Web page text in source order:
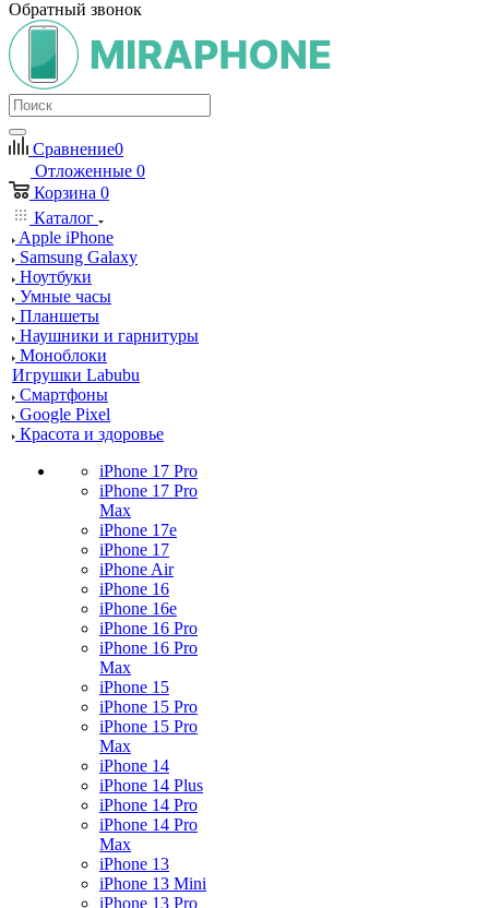
Обратный звонок
Сравнение0
Отложенные 0
Корзина 0
Каталог
Apple iPhone
Samsung Galaxy
Ноутбуки
Умные часы
Планшеты
Наушники и гарнитуры
Моноблоки
Игрушки Labubu
Смартфоны
Google Pixel
Красота и здоровье
iPhone 17 Pro
iPhone 17 Pro
Max
iPhone 17e
iPhone 17
iPhone Air
iPhone 16
iPhone 16e
iPhone 16 Pro
iPhone 16 Pro
Max
iPhone 15
iPhone 15 Pro
iPhone 15 Pro
Max
iPhone 14
iPhone 14 Plus
iPhone 14 Pro
iPhone 14 Pro
Max
iPhone 13
iPhone 13 Mini
iPhone 13 Pro